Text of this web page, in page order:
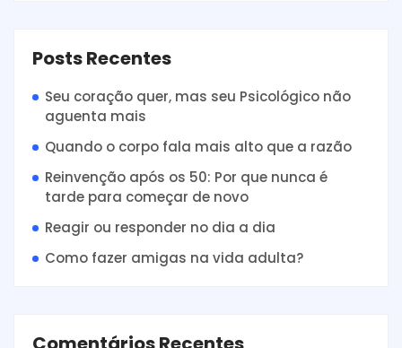
Posts Recentes
Seu coração quer, mas seu Psicológico não
aguenta mais
Quando o corpo fala mais alto que a razão
Reinvenção após os 50: Por que nunca é
tarde para começar de novo
Reagir ou responder no dia a dia
Como fazer amigas na vida adulta?